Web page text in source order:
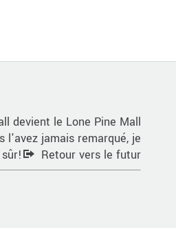
devient le Lone Pine Mall
l'avez jamais remarqué, je
Retour vers le futur